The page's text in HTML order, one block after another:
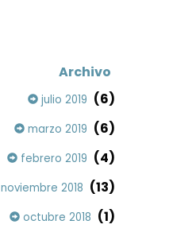
Archivo
julio 2019 (6)
marzo 2019 (6)
febrero 2019 (4)
noviembre 2018 (13)
octubre 2018 (1)